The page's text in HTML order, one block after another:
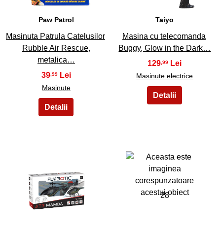
Paw Patrol
Masinuta Patrula Catelusilor
Rubble Air Rescue,
metalica…
39,99
Masinute
Taiyo
Masina cu telecomanda
Buggy, Glow in the Dark…
129 ,99
Masinute electrice
27 28